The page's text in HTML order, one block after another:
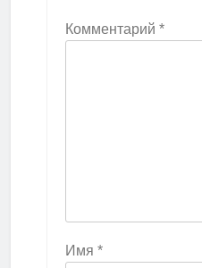
Комментарий *
Имя *